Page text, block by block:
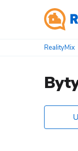
RealityMix